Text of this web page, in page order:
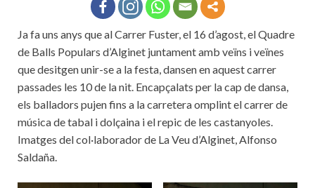
Ja fa uns anys que al Carrer Fuster, el 16 d’agost, el Quadre
de Balls Populars d’Alginet juntament amb veïns i veïnes
que desitgen unir-se a la festa, dansen en aquest carrer
passades les 10 de la nit. Encapçalats per la cap de dansa,
els balladors pujen fins a la carretera omplint el carrer de
música de tabal i dolçaina i el repic de les castanyoles.
Imatges del col·laborador de La Veu d’Alginet, Alfonso
Saldaña.